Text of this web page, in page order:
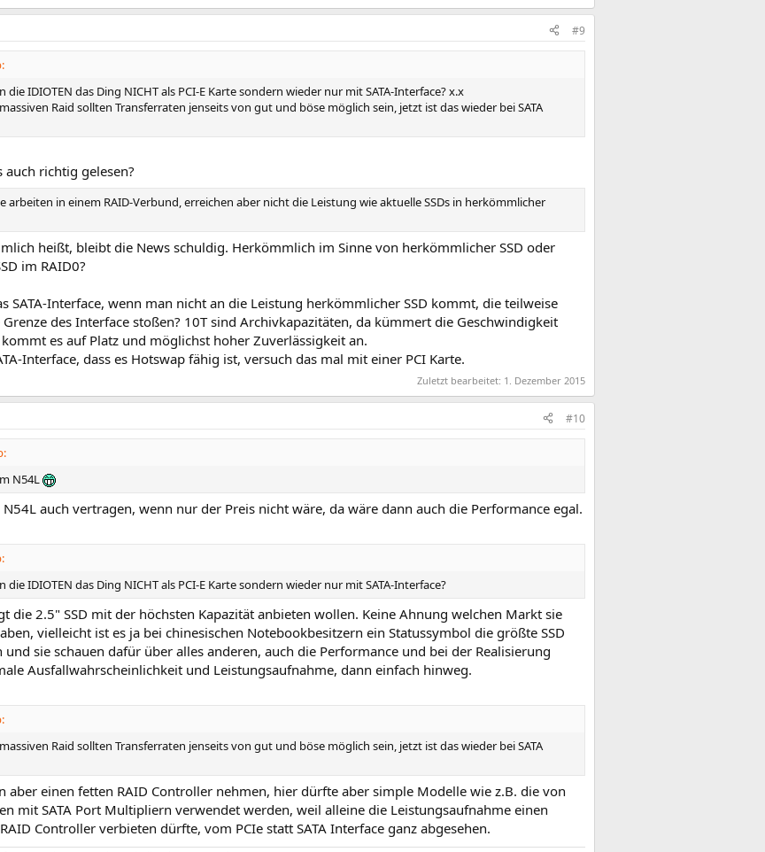
#9
die IDIOTEN das Ding NICHT als PCI-E Karte sondern wieder nur mit SATA-Interface? x.x
Raid sollten Transferraten jenseits von gut und böse möglich sein, jetzt ist das wieder bei SATA
auch richtig gelesen?
arbeiten in einem RAID-Verbund, erreichen aber nicht die Leistung wie aktuelle SSDs in herkömmlicher
heißt, bleibt die News schuldig. Herkömmlich im Sinne von herkömmlicher SSD oder
im RAID0?
SATA-Interface, wenn man nicht an die Leistung herkömmlicher SSD kommt, die teilweise
des Interface stoßen? 10T sind Archivkapazitäten, da kümmert die Geschwindigkeit
es auf Platz und möglichst hoher Zuverlässigkeit an.
Interface, dass es Hotswap fähig ist, versuch das mal mit einer PCI Karte.
Zuletzt bearbeitet: 1. Dezember 2015
#10
N54L
auch vertragen, wenn nur der Preis nicht wäre, da wäre dann auch die Performance egal.
die IDIOTEN das Ding NICHT als PCI-E Karte sondern wieder nur mit SATA-Interface?
die 2.5" SSD mit der höchsten Kapazität anbieten wollen. Keine Ahnung welchen Markt sie
vielleicht ist es ja bei chinesischen Notebookbesitzern ein Statussymbol die größte SSD
und sie schauen dafür über alles anderen, auch die Performance und bei der Realisierung
Ausfallwahrscheinlichkeit und Leistungsaufnahme, dann einfach hinweg.
Raid sollten Transferraten jenseits von gut und böse möglich sein, jetzt ist das wieder bei SATA
aber einen fetten RAID Controller nehmen, hier dürfte aber simple Modelle wie z.B. die von
mit SATA Port Multipliern verwendet werden, weil alleine die Leistungsaufnahme einen
Controller verbieten dürfte, vom PCIe statt SATA Interface ganz abgesehen.